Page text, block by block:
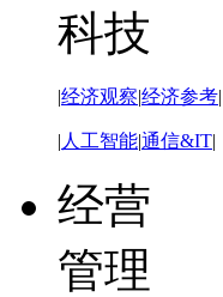
科技
|经济观察|经济参考|
| 人工智能|通信&IT|
经营
管理